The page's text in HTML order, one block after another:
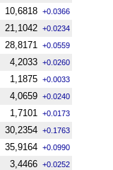
10,6818 +0.0366
21,1042 +0.0234
28,8171 +0.0559
4,2033 +0.0260
1,1875 +0.0033
4,0659 +0.0240
1,7101 +0.0173
30,2354 +0.1763
35,9164 +0.0990
3,4466 +0.0252